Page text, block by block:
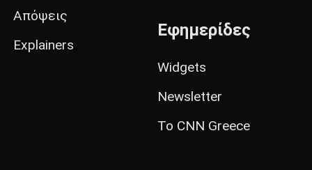
Απόψεις
Explainers
Εφημερίδες
Widgets
Newsletter
Το CNN Greece